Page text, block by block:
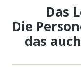
Das
Die
das